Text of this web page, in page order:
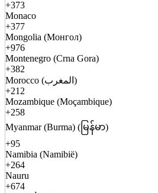
+373
Monaco
+377
Mongolia (Монгол)
+976
Montenegro (Crna Gora)
+382
Morocco (المغرب)
+212
Mozambique (Moçambique)
+258
Myanmar (Burma) (မြန်မာ)
+95
Namibia (Namibië)
+264
Nauru
+674